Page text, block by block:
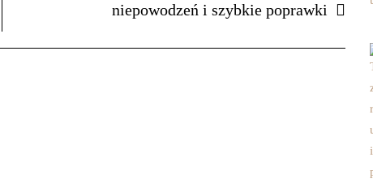
niepowodzeń i szybkie poprawki